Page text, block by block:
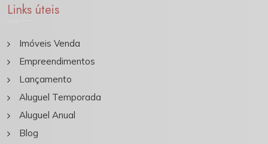
Links úteis
Imóveis Venda
Empreendimentos
Lançamento
Aluguel Temporada
Aluguel Anual
Blog